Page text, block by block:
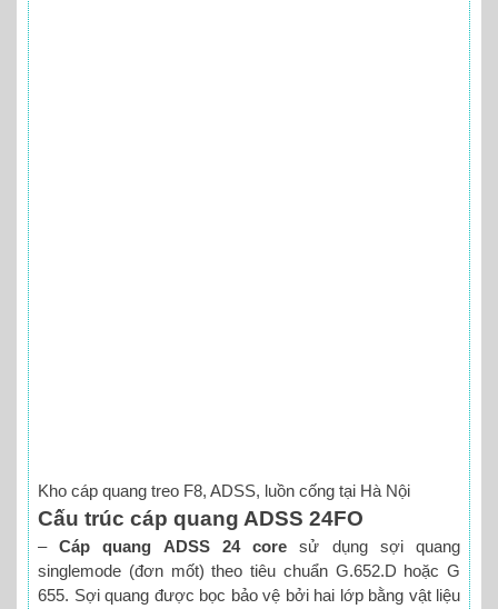
Kho cáp quang treo F8, ADSS, luồn cống tại Hà Nội
Cấu trúc cáp quang ADSS 24FO
–Cáp quang ADSS 24 core sử dụng sợi quang
singlemode (đơn mốt) theo tiêu chuẩn G.652.D hoặc G
655. Sợi quang được bọc bảo vệ bởi hai lớp bằng vật liệu